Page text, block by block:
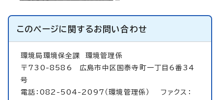
このページに関するお問い合わせ
環境局環境保全課 環境管理係
〒730-8586 広島市中区国泰寺町一丁目6番34
号
電話：082-504-2097（環境管理係） ファクス：